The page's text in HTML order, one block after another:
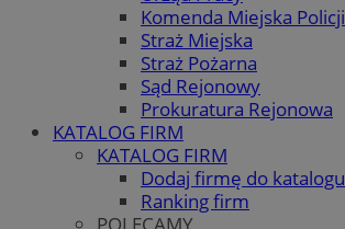
Komenda Miejska Policji
Straż Miejska
Straż Pożarna
Sąd Rejonowy
Prokuratura Rejonowa
KATALOG FIRM
KATALOG FIRM
Dodaj firmę do katalogu
Ranking firm